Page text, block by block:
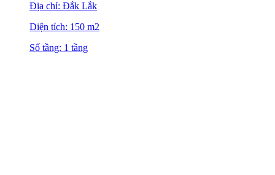
Địa chỉ: Đắk Lắk
Diện tích: 150 m2
Số tầng: 1 tầng